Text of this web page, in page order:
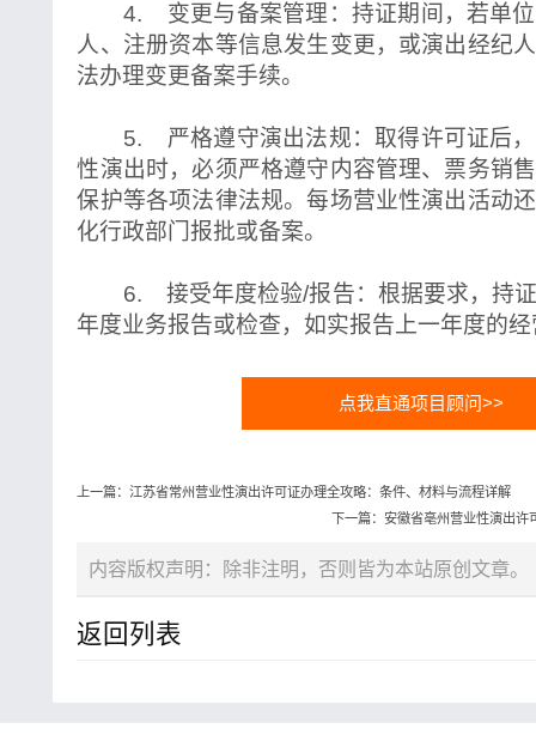
4. 变更与备案管理：持证期间，若单位
人、注册资本等信息发生变更，或演出经纪
法办理变更备案手续。
5. 严格遵守演出法规：取得许可证后，
性演出时，必须严格遵守内容管理、票务销
保护等各项法律法规。每场营业性演出活动
化行政部门报批或备案。
6. 接受年度检验/报告：根据要求，持证
年度业务报告或检查，如实报告上一年度的
点我直通项目顾问>>
上一篇：江苏省常州营业性演出许可证办理全攻略：条件、材料与流程详解
下一篇：安徽省亳州营业性演出许
内容版权声明：除非注明，否则皆为本站原创文章。
返回列表